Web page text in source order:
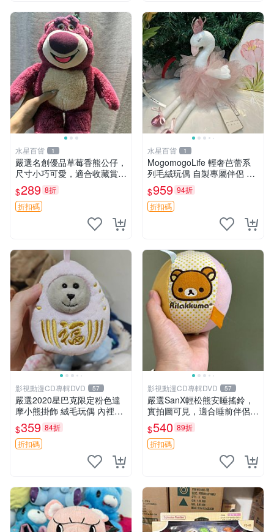
水星百貨 1
嚴選名創優品草莓香熊公仔，
尺寸小巧可愛，適合收藏賞玩
30cm 玩具 公仔 草莓熊
$289 8折
折扣碼
水星百貨 1
MogomogoLife 輕奢芭蕾系
列毛絨玩偶 自製專屬伴侶 帶
標牌全新成色 芭蕾系列 毛絨
玩偶 安撫玩具 新款上架
$959 94折
折扣碼
影視動漫CD專輯DVD 57
嚴選2020星巴克限定粉色達
摩小熊掛飾 絨毛玩偶 內裡小
熊 可愛 御用伴侶 默認微暇
售後自理 小熊掛飾 星巴克 限
量版
$359 84折
折扣碼
影視動漫CD專輯DVD 57
嚴選SanX輕松熊安睡搖鈴，
實拍圖可見，適合睡前伴侶，
Picks安撫好物 0325 懸吊 電
腦
$540 89折
折扣碼